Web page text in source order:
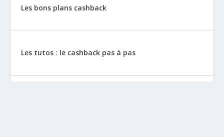
Les bons plans cashback
Les tutos : le cashback pas à pas